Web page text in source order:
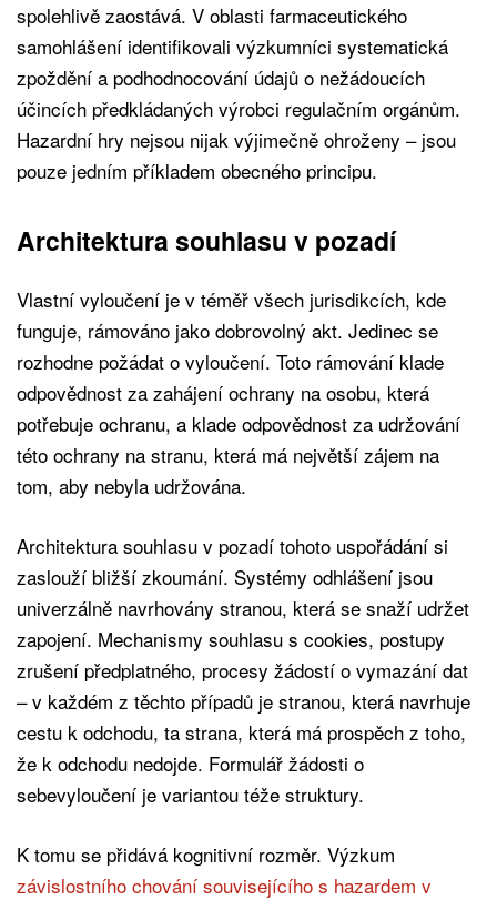
spolehlivě zaostává. V oblasti farmaceutického
samohlášení identifikovali výzkumníci systematická
zpoždění a podhodnocování údajů o nežádoucích
účincích předkládaných výrobci regulačním orgánům.
Hazardní hry nejsou nijak výjimečně ohroženy – jsou
pouze jedním příkladem obecného principu.
Architektura souhlasu v pozadí
Vlastní vyloučení je v téměř všech jurisdikcích, kde
funguje, rámováno jako dobrovolný akt. Jedinec se
rozhodne požádat o vyloučení. Toto rámování klade
odpovědnost za zahájení ochrany na osobu, která
potřebuje ochranu, a klade odpovědnost za udržování
této ochrany na stranu, která má největší zájem na
tom, aby nebyla udržována.
Architektura souhlasu v pozadí tohoto uspořádání si
zaslouží bližší zkoumání. Systémy odhlášení jsou
univerzálně navrhovány stranou, která se snaží udržet
zapojení. Mechanismy souhlasu s cookies, postupy
zrušení předplatného, procesy žádostí o vymazání dat
– v každém z těchto případů je stranou, která navrhuje
cestu k odchodu, ta strana, která má prospěch z toho,
že k odchodu nedojde. Formulář žádosti o
sebevyloučení je variantou téže struktury.
K tomu se přidává kognitivní rozměr. Výzkum
závislostního chování souvisejícího s hazardem v